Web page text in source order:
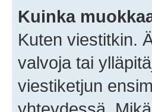
Kuinka
Kuten viestitkin.
valvoja tai
viestiketjun